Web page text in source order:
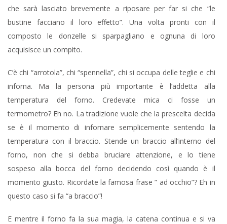
che sarà lasciato brevemente a riposare per far si che “le
bustine facciano il loro effetto”. Una volta pronti con il
composto le donzelle si sparpagliano e ognuna di loro
acquisisce un compito.
C’è chi “arrotola”, chi “spennella”, chi si occupa delle teglie e chi
inforna. Ma la persona più importante è l’addetta alla
temperatura del forno. Credevate mica ci fosse un
termometro? Eh no. La tradizione vuole che la prescelta decida
se è il momento di infornare semplicemente sentendo la
temperatura con il braccio. Stende un braccio all’interno del
forno, non che si debba bruciare attenzione, e lo tiene
sospeso alla bocca del forno decidendo così quando è il
momento giusto. Ricordate la famosa frase ” ad occhio”? Eh in
questo caso si fa “a braccio”!
E mentre il forno fa la sua magia, la catena continua e si va